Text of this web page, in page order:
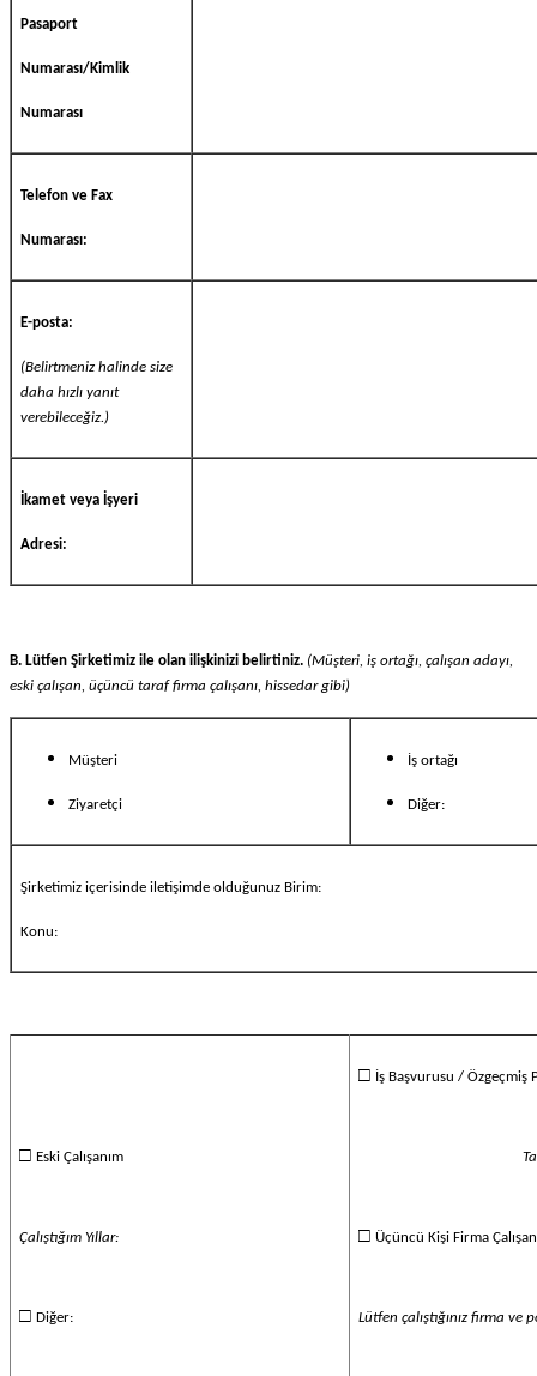
Pasaport
Numarası/Kimlik
Numarası
Telefon ve Fax
Numarası:
E-posta:
(Belirtmeniz halinde size
daha hızlı yanıt
verebileceğiz.)
İkamet veya İşyeri
Adresi:
B. Lütfen Şirketimiz ile olan ilişkinizi belirtiniz. (Müşteri, iş ortağı, çalışan adayı,
eski çalışan, üçüncü taraf firma çalışanı, hissedar gibi)
Müşteri
Ziyaretçi
İş ortağı
Diğer:
Şirketimiz içerisinde iletişimde olduğunuz Birim:
Konu:
□ İş Başvurusu / Özgeçmiş
□ Eski Çalışanım
Çalıştığım Yıllar: □ Üçüncü Kişi Firma
□ Diğer: Lütfen çalıştığınız firma ve